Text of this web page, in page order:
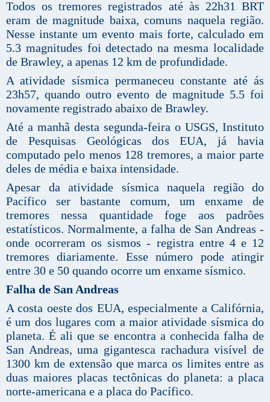
Todos os tremores registrados até às 22h31 BRT
eram de magnitude baixa, comuns naquela região.
Nesse instante um evento mais forte, calculado em
5.3 magnitudes foi detectado na mesma localidade
de Brawley, a apenas 12 km de profundidade.
A atividade sísmica permaneceu constante até ás
23h57, quando outro evento de magnitude 5.5 foi
novamente registrado abaixo de Brawley.
Até a manhã desta segunda-feira o USGS, Instituto
de Pesquisas Geológicas dos EUA, já havia
computado pelo menos 128 tremores, a maior parte
deles de média e baixa intensidade.
Apesar da atividade sísmica naquela região do
Pacífico ser bastante comum, um enxame de
tremores nessa quantidade foge aos padrões
estatísticos. Normalmente, a falha de San Andreas -
onde ocorreram os sismos - registra entre 4 e 12
tremores diariamente. Esse número pode atingir
entre 30 e 50 quando ocorre um enxame sísmico.
Falha de San Andreas
A costa oeste dos EUA, especialmente a Califórnia,
é um dos lugares com a maior atividade sísmica do
planeta. É ali que se encontra a conhecida falha de
San Andreas, uma gigantesca rachadura visível de
1300 km de extensão que marca os limites entre as
duas maiores placas tectônicas do planeta: a placa
norte-americana e a placa do Pacífico.